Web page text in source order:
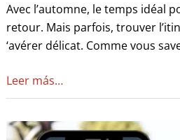
Avec l’automne, le temps idéal
retour. Mais parfois, trouver
‘avérer délicat. Comme vous
Catalogne
Leer más…
suivre